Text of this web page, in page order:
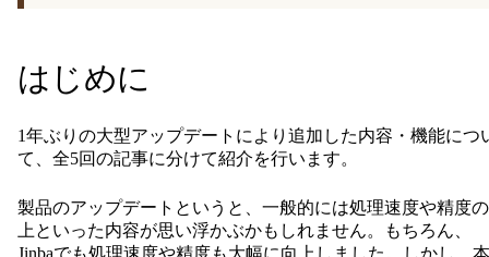
はじめに
1年ぶりの大型アップデートにより追加した内容・機能につ
て、全5回の記事に分けて紹介を行います。
製品のアップデートというと、一般的には処理速度や精度
上といった内容が思い浮かぶかもしれません。もちろん、
Jinbaでも処理速度や精度も大幅に向上しました。しかし、本